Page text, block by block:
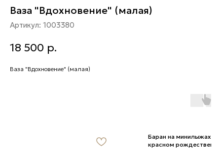
Ваза "Вдохновение" (малая)
Артикул: 1003380
18 500 р.
Ваза "Вдохновение" (малая)
Баран на минилыжах в
красном